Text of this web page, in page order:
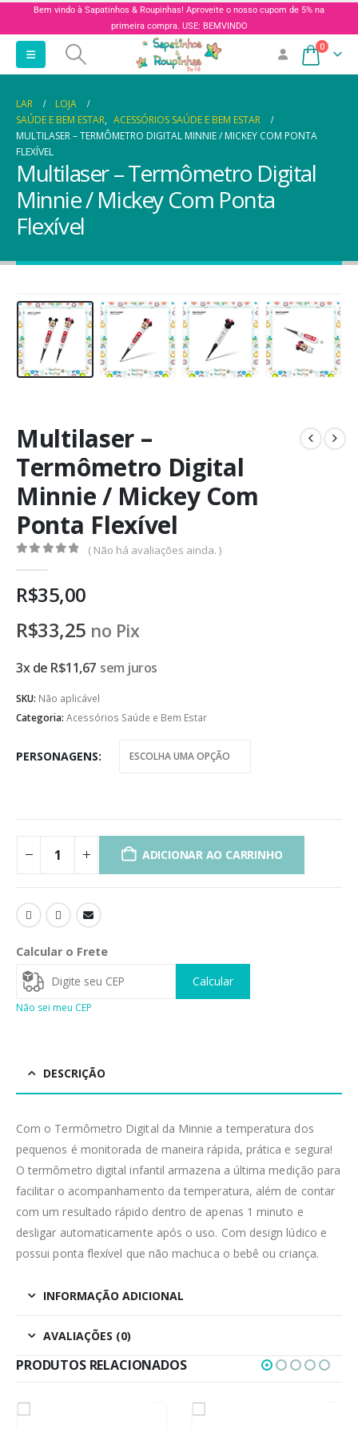
Bem vindo à Sapatinhos & Roupinhas! Aproveite o nosso cupom de 5% na
primeira compra. USE: BEMVINDO
0
LAR
LOJA
SAÚDE E BEM ESTAR, ACESSÓRIOS SAÚDE E BEM ESTAR
MULTILASER – TERMÔMETRO DIGITAL MINNIE / MICKEY COM PONTA
FLEXÍVEL
Multilaser – Termômetro Digital
Minnie / Mickey Com Ponta
Flexível
Multilaser –
Termômetro Digital
Minnie / Mickey Com
Ponta Flexível
( Não há avaliações ainda. )
R$35,00
R$33,25 no Pix
3x de R$11,67 sem juros
SKU: Não aplicável
Categoria: Acessórios Saúde e Bem Estar
PERSONAGENS
ADICIONAR AO CARRINHO
Calcular o Frete
Calcular
Não sei meu CEP
DESCRIÇÃO
Com o Termômetro Digital da Minnie a temperatura dos
pequenos é monitorada de maneira rápida, prática e segura!
O termômetro digital infantil armazena a última medição para
facilitar o acompanhamento da temperatura, além de contar
com um resultado rápido dentro de apenas 1 minuto e
desligar automaticamente após o uso. Com design lúdico e
possui ponta flexível que não machuca o bebê ou criança.
INFORMAÇÃO ADICIONAL
AVALIAÇÕES (0)
PRODUTOS RELACIONADOS